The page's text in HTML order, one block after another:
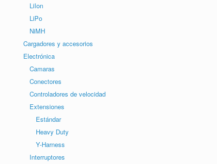
LiIon
LiPo
NiMH
Cargadores y accesorios
Electrónica
Camaras
Conectores
Controladores de velocidad
Extensiones
Estándar
Heavy Duty
Y-Harness
Interruptores